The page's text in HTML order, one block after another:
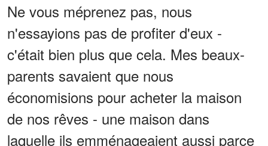
Ne vous méprenez pas, nous
n'essayions pas de profiter d'eux -
c'était bien plus que cela. Mes beaux-
parents savaient que nous
économisions pour acheter la maison
de nos rêves - une maison dans
laquelle ils emménageaient aussi parce